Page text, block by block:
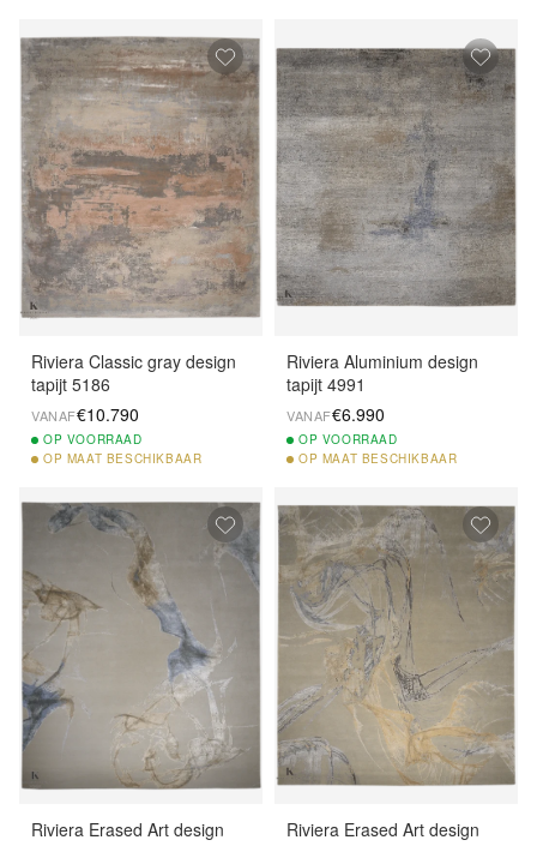
Riviera Classic gray design
tapijt 5186
VANAF€10.790
OP VOORRAAD
OP MAAT BESCHIKBAAR
Riviera Aluminium design
tapijt 4991
VANAF€6.990
OP VOORRAAD
OP MAAT BESCHIKBAAR
Riviera Erased Art design
Riviera Erased Art design